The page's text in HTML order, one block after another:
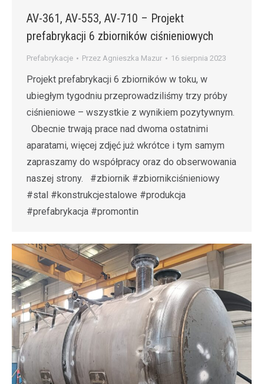
AV-361, AV-553, AV-710 – Projekt
prefabrykacji 6 zbiorników ciśnieniowych
Prefabrykacje Przez Agnieszka Mazur 16 sierpnia 2023
Projekt prefabrykacji 6 zbiorników w toku, w
ubiegłym tygodniu przeprowadziliśmy trzy próby
ciśnieniowe – wszystkie z wynikiem pozytywnym.
Obecnie trwają prace nad dwoma ostatnimi
aparatami, więcej zdjęć już wkrótce i tym samym
zapraszamy do współpracy oraz do obserwowania
naszej strony. #zbiornik #zbiornikciśnieniowy
#stal #konstrukcjestalowe #produkcja
#prefabrykacja #promontin